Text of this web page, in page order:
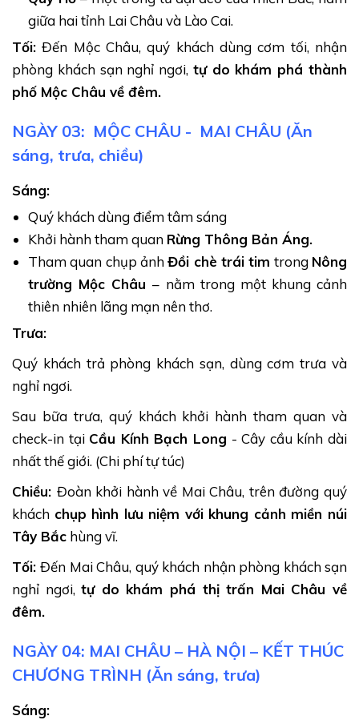
Đỉnh Fansipan: Nếu bạn là người yêu thích mạo
hiểm và khám phá, đỉnh Fansipan sẽ là thử thách
không thể bỏ qua. Dù bạn chọn cách leo núi truyền
thống hay đi cáp treo hiện đại thì cảnh quan hùng
vĩ và không khí trong lành ở đây chắc chắn sẽ làm
những địa danh nổi tiếng nhất Việt Nam.
Mộc Châu - Vùng đất Tây Bắc thơ mộng
Mộc Châu là điểm đến hấp dẫn du khách với cảnh
quan thiên nhiên tươi đẹp, nổi bật là Đồi chè Trái Tim,
giữa hai tỉnh Lai Châu và Lào Cai.
Tối: Đến Mộc Châu, quý khách dùng cơm tối, nhận
phòng khách sạn nghỉ ngơi, tự do khám phá thành
phố Mộc Châu về đêm.
NGÀY 03: MỘC CHÂU - MAI CHÂU (Ăn
sáng, trưa, chiều)
Sáng:
Quý khách dùng điểm tâm sáng
Khởi hành tham quan Rừng Thông Bản Áng.
Tham quan chụp ảnhĐồi chè trái tim trong Nông
trường Mộc Châu– nằm trong một khung cảnh
thiên nhiên lãng mạn nên thơ.
Trưa:
Quý khách trả phòng khách sạn, dùng cơm trưa và
nghỉ ngơi.
Sau bữa trưa, quý khách khởi hành tham quan và
check-in tại Cầu Kính Bạch Long - Cây cầu kính dài
nhất thế giới. (Chi phí tự túc)
Chiều: Đoàn khởi hành về Mai Châu, trên đường quý
khách chụp hình lưu niệm với khung cảnh miền núi
Tây Bắc hùng vĩ.
Tối:Đến Mai Châu, quý khách nhận phòng khách sạn
nghỉ ngơi,tự do khám phá thị trấn Mai Châu về
đêm.
NGÀY 04: MAI CHÂU – HÀ NỘI – KẾT THÚC
CHƯƠNG TRÌNH (Ăn sáng, trưa)
Sáng: